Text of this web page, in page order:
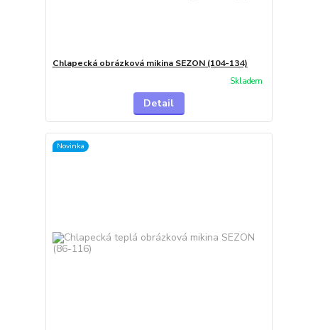
Chlapecká obrázková mikina SEZON (104-134)
Skladem
Detail
Novinka